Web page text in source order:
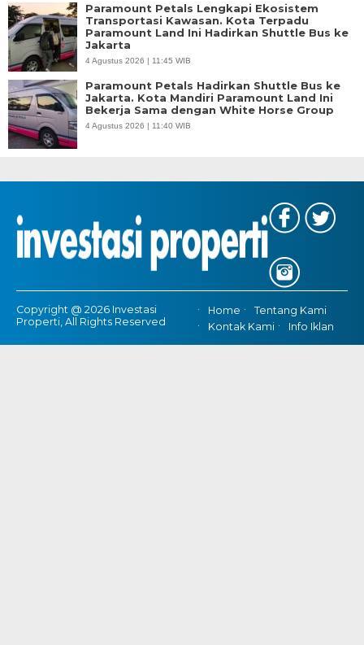
Paramount Petals Lengkapi Ekosistem
Transportasi Kawasan. Kota Terpadu
Paramount Land Ini Hadirkan Shuttle Bus ke
Jakarta
4 Agustus 2026 | 11:45 WIB
Paramount Petals Hadirkan Shuttle Bus ke
Jakarta. Kota Mandiri Paramount Land Ini
Bekerja Sama dengan White Horse Group
4 Agustus 2026 | 11:40 WIB
Copyright @ 2026 Investasi
Properti, All Rights Reserved
Home
Tentang Kami
Kontak Kami
Info Iklan